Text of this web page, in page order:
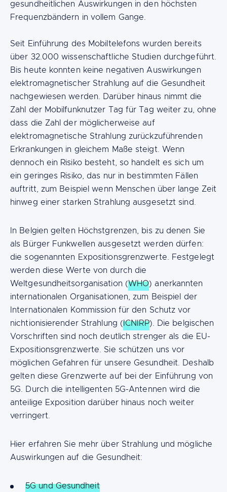
gesundheitlichen Auswirkungen in den höchsten
Frequenzbändern in vollem Gange.
Seit Einführung des Mobiltelefons wurden bereits
über 32.000 wissenschaftliche Studien durchgeführt.
Bis heute konnten keine negativen Auswirkungen
elektromagnetischer Strahlung auf die Gesundheit
nachgewiesen werden. Darüber hinaus nimmt die
Zahl der Mobilfunknutzer Tag für Tag weiter zu, ohne
dass die Zahl der möglicherweise auf
elektromagnetische Strahlung zurückzuführenden
Erkrankungen in gleichem Maße steigt. Wenn
dennoch ein Risiko besteht, so handelt es sich um
ein geringes Risiko, das nur in bestimmten Fällen
auftritt, zum Beispiel wenn Menschen über lange Zeit
hinweg einer starken Strahlung ausgesetzt sind.
In Belgien gelten Höchstgrenzen, bis zu denen Sie
als Bürger Funkwellen ausgesetzt werden dürfen:
die sogenannten Expositionsgrenzwerte. Festgelegt
werden diese Werte von durch die
Weltgesundheitsorganisation (WHO) anerkannten
internationalen Organisationen, zum Beispiel der
Internationalen Kommission für den Schutz vor
nichtionisierender Strahlung (ICNIRP). Die belgischen
Vorschriften sind noch deutlich strenger als die EU-
Expositionsgrenzwerte. Sie schützen uns vor
möglichen Gefahren für unsere Gesundheit. Deshalb
gelten diese Grenzwerte auf bei der Einführung von
5G. Durch die intelligenten 5G-Antennen wird die
anteilige Exposition darüber hinaus noch weiter
verringert.
Hier erfahren Sie mehr über Strahlung und mögliche
Auswirkungen auf die Gesundheit:
5G und Gesundheit